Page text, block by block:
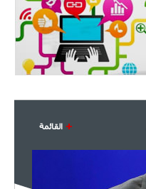
14:50
- 2021/08/04
البياسجي عرض على مبابي راتبا خياليا
لوكاتيلي يؤكد نيته في الانتقال إلى
القائمة